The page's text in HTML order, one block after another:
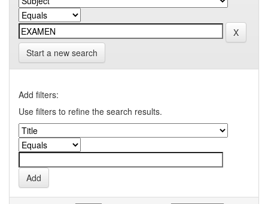
Start a new search
Add filters:
Use filters to refine the search results.